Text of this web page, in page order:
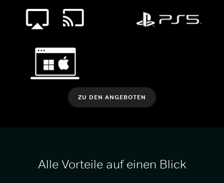
ZU DEN ANGEBOTEN
Alle Vorteile auf einen Blick